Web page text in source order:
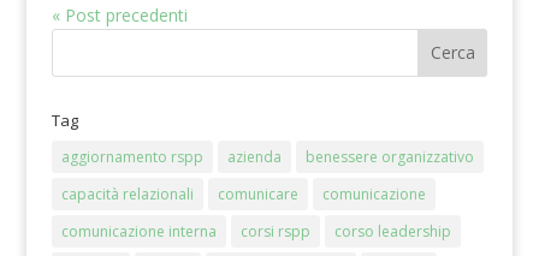
« Post precedenti
Tag
aggiornamento rspp azienda
benessere organizzativo
capacità relazionali
comunicare
comunicazione
comunicazione interna
corsi rspp
corso leadership